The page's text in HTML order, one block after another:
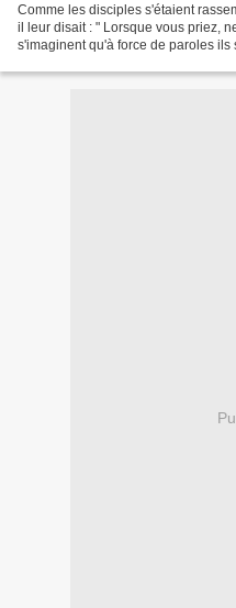
Comme les disciples s'étaient
il leur disait : " Lorsque vous priez,
s'imaginent qu'à force de paroles ils